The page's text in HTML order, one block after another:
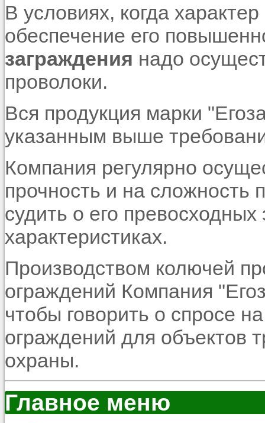
В условиях, когда
обеспечение его
заграждения надо
проволоки.
Вся продукция марки
указанным выше
Компания регулярно
прочность и на сложность
судить о его
характеристиках.
Производством колючей
ограждений Компания
чтобы говорить о спросе
ограждений для объектов
охраны.
Главное меню